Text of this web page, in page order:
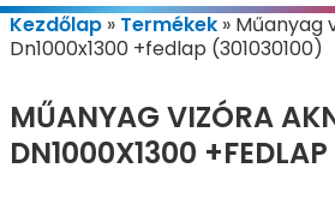
Kezdőlap » Termékek » Műanyag
Dn1000x1300 +fedlap (301030100)
MŰANYAG VIZÓRA
DN1000X1300